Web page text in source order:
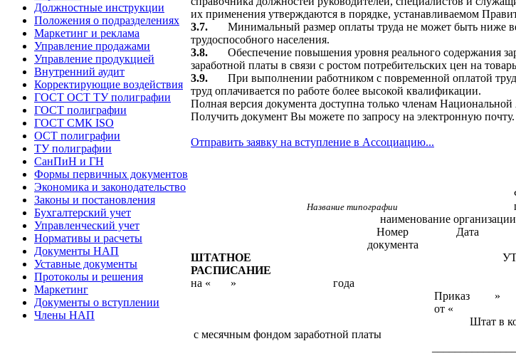
Должностные инструкции
Положения о подразделениях
Маркетинг и реклама
Управление продажами
Управление продукцией
Внутренний аудит
Корректирующие воздействия
ГОСТ ОСТ ТУ полиграфии
ГОСТ полиграфии
ГОСТ СМК ISO
ОСТ полиграфии
ТУ полиграфии
СанПиН и ГН
Формы первичных документов
Экономика и законодательство
Законы и постановления
Бухгалтерский учет
Управленческий учет
Нормативы и расчеты
Документы НАП
Уставные документы
Протоколы и решения
Маркетинг
Документы о вступлении
Члены НАП
их применения утверждаются в порядке, устанавливаемом
3.7.
Минимальный размер оплаты труда не может быть ниже
трудоспособного населения.
3.8.
Обеспечение повышения уровня реального содержания
заработной платы в связи с ростом потребительских цен на
3.9.
При выполнении работником с повременной оплатой
труд оплачивается по работе более высокой квалификации.
Полная версия документа доступна только членам
Получить документ Вы можете по запросу на электронную почту.
Отправить заявку на вступление в Ассоциацию...
Название типографии
наименование организации
Номер
документа
Дата
ШТАТНОЕ
РАСПИСАНИЕ
на « »
года
Приказ
от «
»
Штат в
с месячным фондом заработной платы